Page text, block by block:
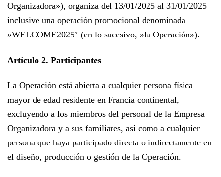
Organizadora»), organiza del 13/01/2025 al 31/01/2025
inclusive una operación promocional denominada
»WELCOME2025″ (en lo sucesivo, »la Operación»).
Artículo 2. Participantes
La Operación está abierta a cualquier persona física
mayor de edad residente en Francia continental,
excluyendo a los miembros del personal de la Empresa
Organizadora y a sus familiares, así como a cualquier
persona que haya participado directa o indirectamente en
el diseño, producción o gestión de la Operación.